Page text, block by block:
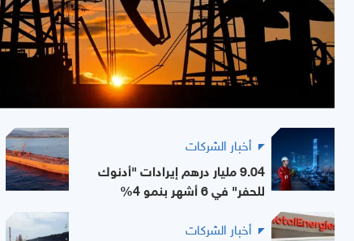
أخبار الشركات
9.04 مليار درهم إيرادات "أدنوك
للحفر" في 6 أشهر بنمو 4%
أخبار الشركات